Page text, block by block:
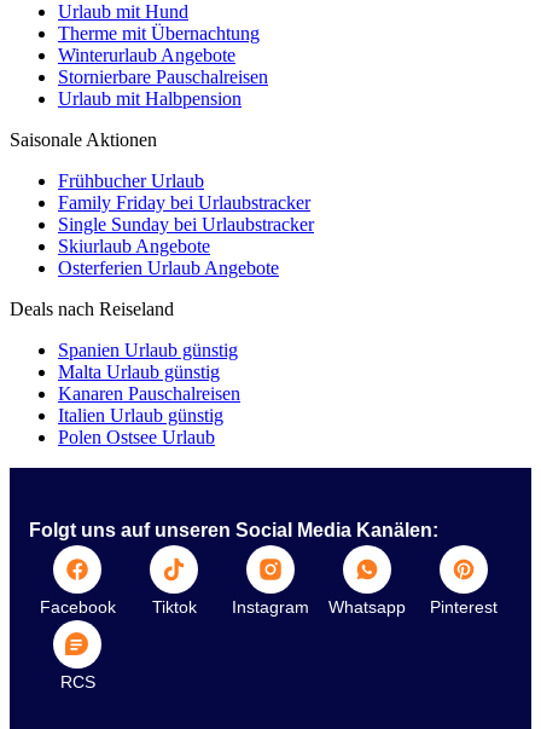
Urlaub mit Hund
Therme mit Übernachtung
Winterurlaub Angebote
Stornierbare Pauschalreisen
Urlaub mit Halbpension
Saisonale Aktionen
Frühbucher Urlaub
Family Friday bei Urlaubstracker
Single Sunday bei Urlaubstracker
Skiurlaub Angebote
Osterferien Urlaub Angebote
Deals nach Reiseland
Spanien Urlaub günstig
Malta Urlaub günstig
Kanaren Pauschalreisen
Italien Urlaub günstig
Polen Ostsee Urlaub